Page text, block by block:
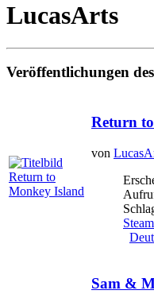
LucasArts
Veröffentlichungen
Return
von
Steam
Sam &